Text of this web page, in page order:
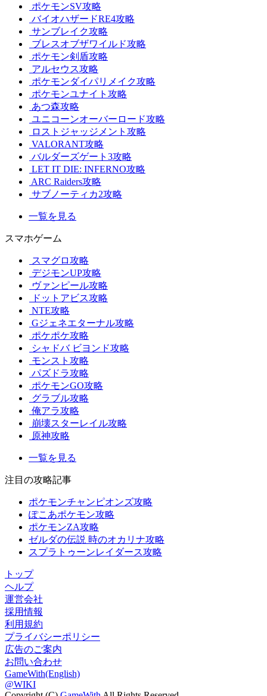
ポケモンSV攻略
バイオハザードRE4攻略
サンブレイク攻略
ブレスオブザワイルド攻略
ポケモン剣盾攻略
アルセウス攻略
ポケモンダイパリメイク攻略
ポケモンユナイト攻略
あつ森攻略
ユニコーンオーバーロード攻略
ロストジャッジメント攻略
VALORANT攻略
バルダーズゲート3攻略
LET IT DIE: INFERNO攻略
ARC Raiders攻略
サブノーティカ2攻略
一覧を見る
スマホゲーム
スマグロ攻略
デジモンUP攻略
ヴァンピール攻略
ドットアビス攻略
NTE攻略
Gジェネエターナル攻略
ポケポケ攻略
シャドバ ビヨンド攻略
モンスト攻略
パズドラ攻略
ポケモンGO攻略
グラブル攻略
俺アラ攻略
崩壊スターレイル攻略
原神攻略
一覧を見る
注目の攻略記事
ポケモンチャンピオンズ攻略
ぽこあポケモン攻略
ポケモンZA攻略
ゼルダの伝説 時のオカリナ攻略
スプラトゥーンレイダース攻略
トップ
ヘルプ
運営会社
採用情報
利用規約
プライバシーポリシー
広告のご案内
お問い合わせ
GameWith(English)
@WIKI